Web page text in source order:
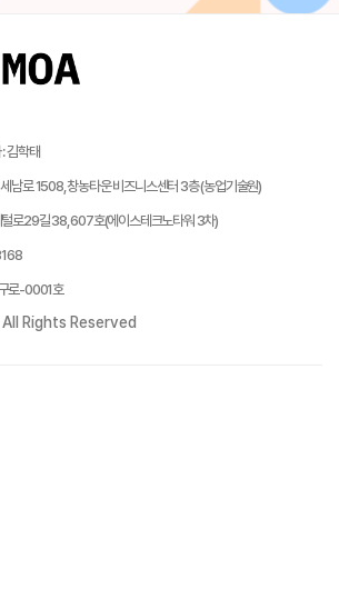
:김학태
남로 1508, 창농타운 비즈니스센터 3층 (농업기술원)
털로29길 38, 607호(에이스테크노타워 3차)
로-0001호
Rights Reserved